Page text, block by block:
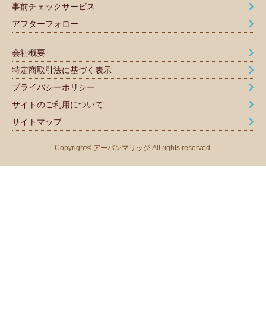
事前チェックサービス
アフターフォロー
会社概要
特定商取引法に基づく表示
プライバシーポリシー
サイトのご利用について
サイトマップ
Copyright© アーバンマリッジ All rights reserved.